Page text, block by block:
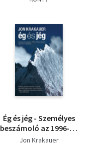
Ég és jég - Személyes
beszámoló az 1996-os
Mount Everest-i
Jon Krakauer